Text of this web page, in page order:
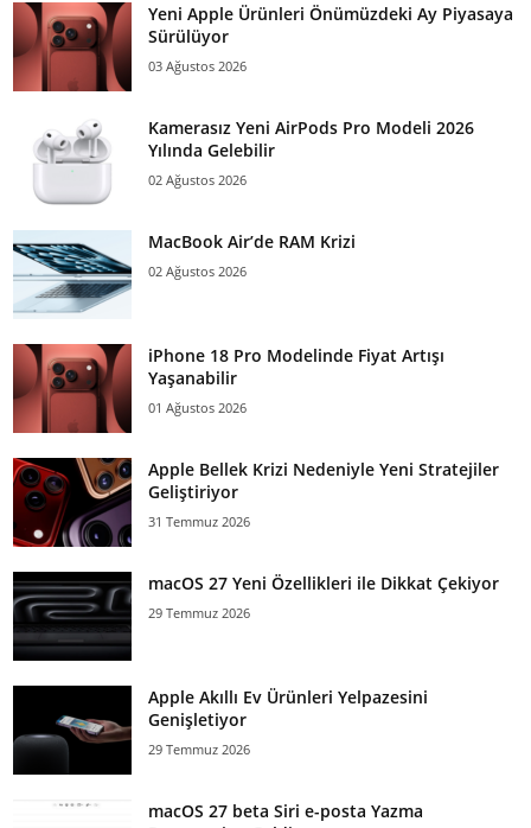
Yeni Apple Ürünleri Önümüzdeki Ay Piyasaya
Sürülüyor
03 Ağustos 2026
Kamerasız Yeni AirPods Pro Modeli 2026
Yılında Gelebilir
02 Ağustos 2026
MacBook Air’de RAM Krizi
02 Ağustos 2026
iPhone 18 Pro Modelinde Fiyat Artışı
Yaşanabilir
01 Ağustos 2026
Apple Bellek Krizi Nedeniyle Yeni Stratejiler
Geliştiriyor
31 Temmuz 2026
macOS 27 Yeni Özellikleri ile Dikkat Çekiyor
29 Temmuz 2026
Apple Akıllı Ev Ürünleri Yelpazesini
Genişletiyor
29 Temmuz 2026
macOS 27 beta Siri e-posta Yazma